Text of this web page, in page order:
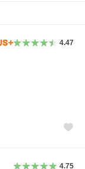
4.47
4.75